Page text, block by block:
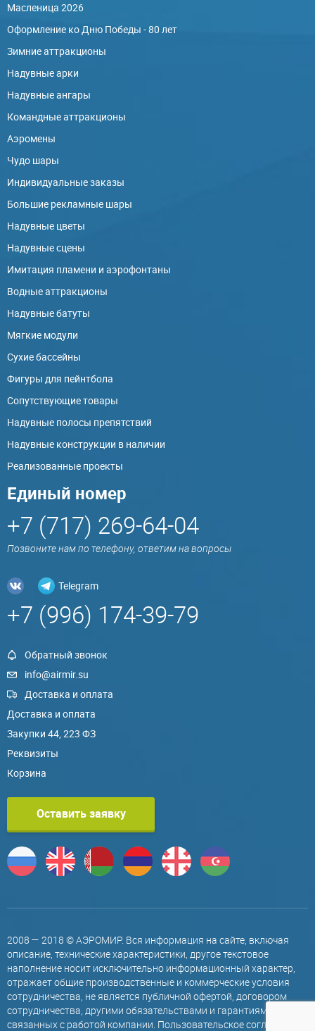
Масленица 2026
Оформление ко Дню Победы - 80 лет
Зимние аттракционы
Надувные арки
Надувные ангары
Командные аттракционы
Аэромены
Чудо шары
Индивидуальные заказы
Большие рекламные шары
Надувные цветы
Надувные сцены
Имитация пламени и аэрофонтаны
Водные аттракционы
Надувные батуты
Мягкие модули
Сухие бассейны
Фигуры для пейнтбола
Сопутствующие товары
Надувные полосы препятствий
Надувные конструкции в наличии
Реализованные проекты
Единый номер
+7 (717) 269-64-04
Позвоните нам по телефону, ответим на вопросы
Telegram
+7 (996) 174-39-79
Обратный звонок
info@airmir.su
Доставка и оплата
Доставка и оплата
Закупки 44, 223 ФЗ
Реквизиты
Корзина
Оставить заявку
2008 — 2018 © АЭРОМИР. Вся информация на сайте, включая
описание, технические характеристики, другое текстовое
наполнение носит исключительно информационный характер,
отражает общие производственные и коммерческие условия
сотрудничества, не является публичной офертой, договором
сотрудничества, другими обязательствами и гарантиями,
связанных с работой компании. Пользовательское соглашение